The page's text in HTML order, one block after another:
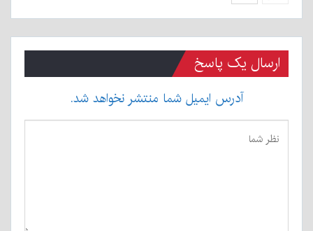
ارسال یک پاسخ
آدرس ایمیل شما منتشر نخواهد شد.